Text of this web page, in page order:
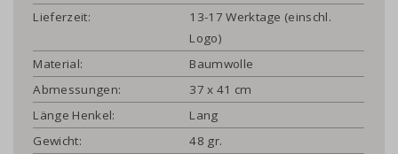
Lieferzeit:
13-17 Werktage (einschl.
Logo)
Material:
Baumwolle
Abmessungen:
37 x 41 cm
Länge Henkel:
Lang
Gewicht:
48 gr.